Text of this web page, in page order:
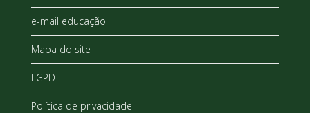
e-mail educação
Mapa do site
LGPD
Política de privacidade